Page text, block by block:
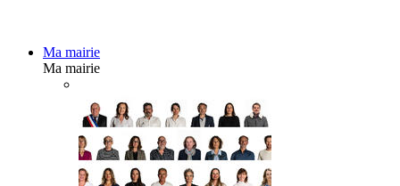
Ma mairie
Ma mairie